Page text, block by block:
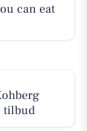
can eat
tilbud